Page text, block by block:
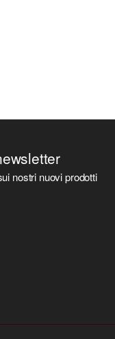
nostri nuovi prodotti